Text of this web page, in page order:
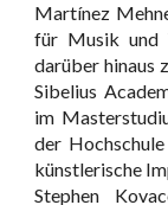
Martínez
für Musik und
darüber hinaus
Sibelius
im
der
künstlerische
Stephen